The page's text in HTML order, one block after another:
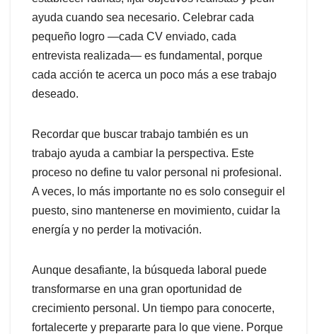
ayuda cuando sea necesario. Celebrar cada
pequeño logro —cada CV enviado, cada
entrevista realizada— es fundamental, porque
cada acción te acerca un poco más a ese trabajo
deseado.
Recordar que buscar trabajo también es un
trabajo ayuda a cambiar la perspectiva. Este
proceso no define tu valor personal ni profesional.
A veces, lo más importante no es solo conseguir el
puesto, sino mantenerse en movimiento, cuidar la
energía y no perder la motivación.
Aunque desafiante, la búsqueda laboral puede
transformarse en una gran oportunidad de
crecimiento personal. Un tiempo para conocerte,
fortalecerte y prepararte para lo que viene. Porque